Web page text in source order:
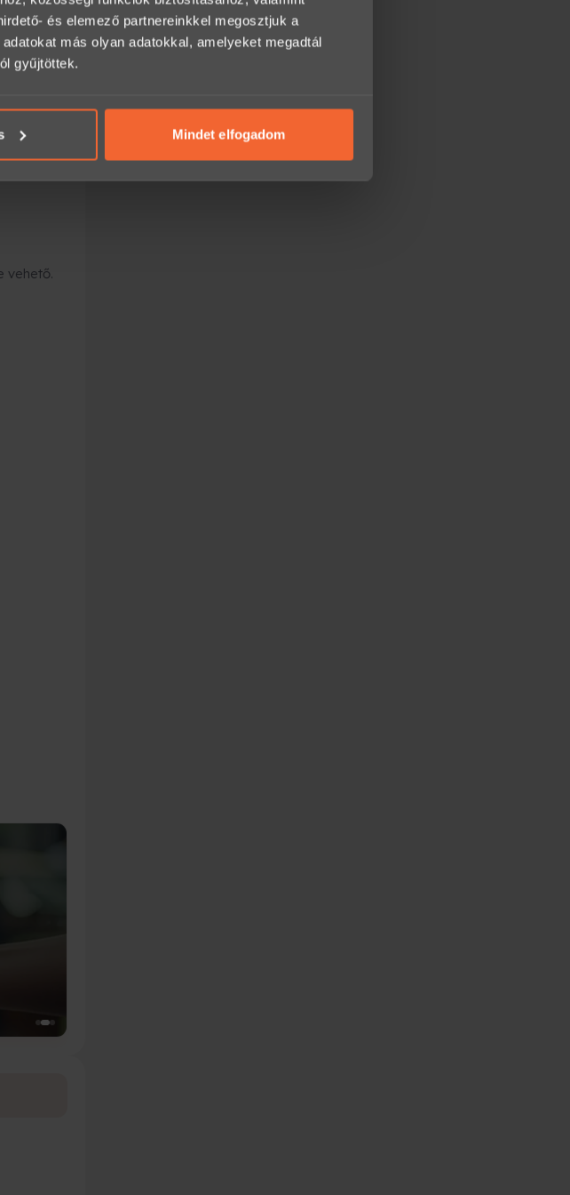
és elemező partnereinkkel megosztjuk a
más olyan adatokkal, amelyeket megadtál
gyűjtöttek.
Mindet elfogadom
vehető.